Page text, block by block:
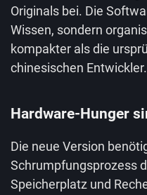
Originals bei. Die
Wissen, sondern
kompakter als die
chinesischen Entwickler.
Hardware-Hunger
Die neue Version
Schrumpfungsprozess
Speicherplatz und